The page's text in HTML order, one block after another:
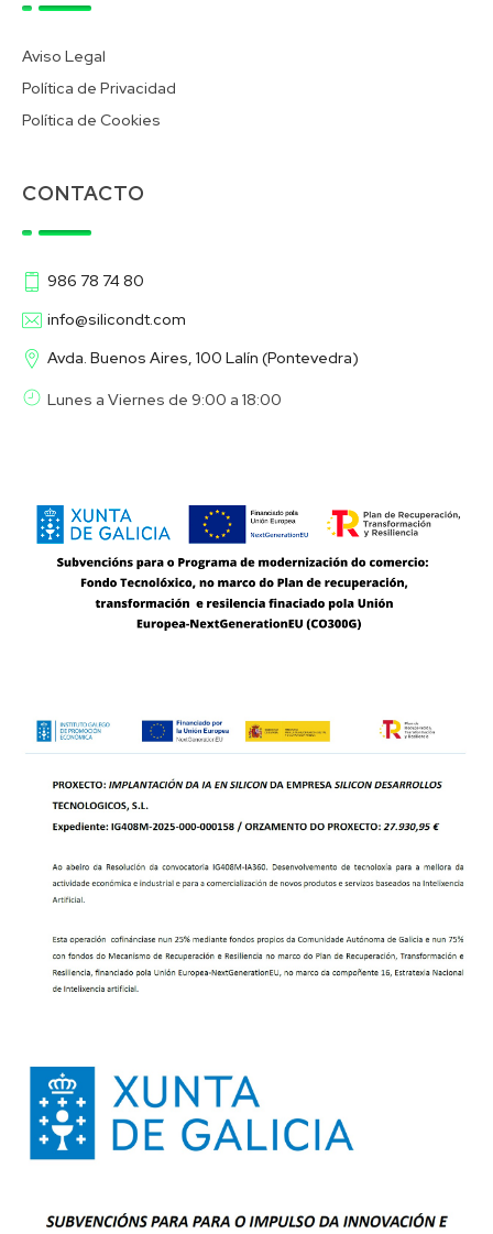
Aviso Legal
Política de Privacidad
Política de Cookies
CONTACTO
986 78 74 80
info@silicondt.com
Avda. Buenos Aires, 100 Lalín (Pontevedra)
Lunes a Viernes de 9:00 a 18:00